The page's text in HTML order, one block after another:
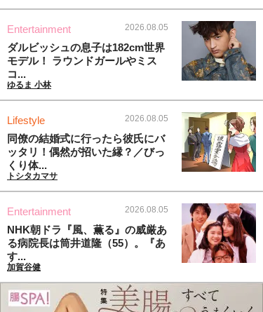
Entertainment 2026.08.05
ダルビッシュの息子は182cm世界
モデル！ ラウンドガールやミス
コ...
ゆるま 小林
Lifestyle 2026.08.05
同僚の結婚式に行ったら彼氏にバ
ッタリ！偶然が招いた縁？／びっ
くり体...
トシタカマサ
Entertainment 2026.08.05
NHK朝ドラ『風、薫る』の威厳あ
る病院長は筒井道隆（55）。『あ
す...
加賀谷健